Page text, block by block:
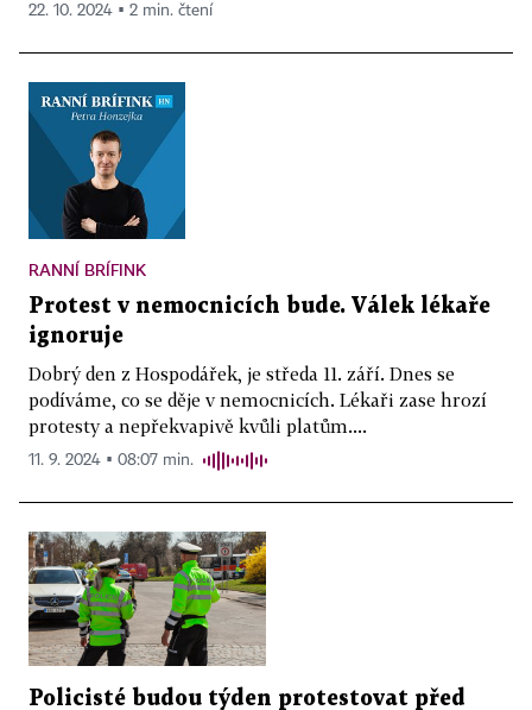
22. 10. 2024 ▪ 2 min. čtení
RANNÍ BRÍFINK
Protest v nemocnicích bude. Válek lékaře
ignoruje
Dobrý den z Hospodářek, je středa 11. září. Dnes se
podíváme, co se děje v nemocnicích. Lékaři zase hrozí
protesty a nepřekvapivě kvůli platům....
11. 9. 2024 ▪ 08:07 min.
Policisté budou týden protestovat před